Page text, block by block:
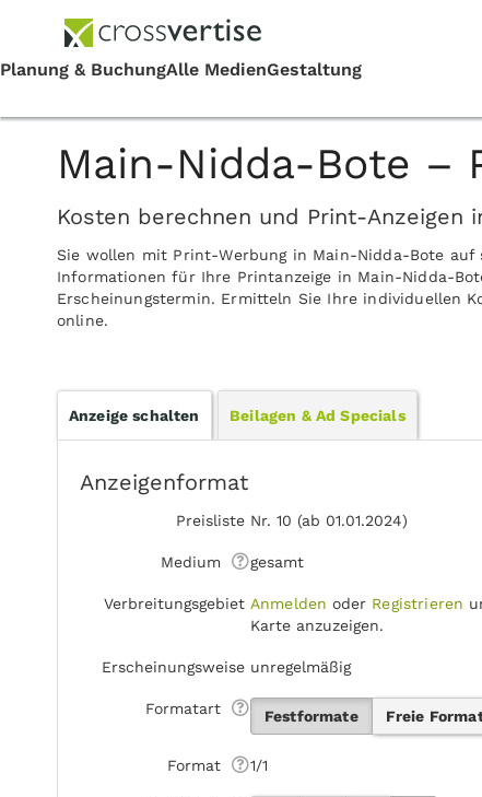
Main-Nidda-Bote –
Kosten berechnen und Print-Anzeigen
Sie wollen mit Print-Werbung in Main-Nidda-Bote
Informationen für Ihre Printanzeige in Main-Nidda-
Erscheinungstermin. Ermitteln Sie Ihre individuellen
online.
Anzeige schalten Beilagen & Ad Specials
Anzeigenformat
Preisliste Nr. 10 (ab 01.01.2024)
Medium gesamt
Verbreitungsgebiet Anmelden oder Registrieren
Karte anzuzeigen.
Erscheinungsweise unregelmäßig
Formatart Festformate Freie
Format 1/1